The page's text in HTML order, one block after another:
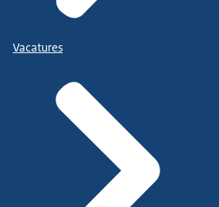
Vacatures